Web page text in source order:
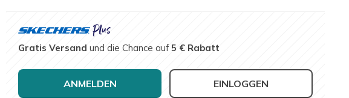
Gratis Versand und die Chance auf5 € Rabatt
ANMELDEN EINLOGGEN